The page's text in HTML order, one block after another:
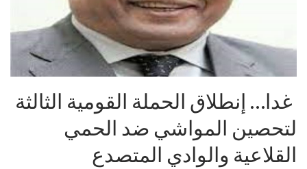
غدا… إنطلاق الحملة القومية الثالثة
لتحصين المواشي ضد الحمي
القلاعية والوادي المتصدع